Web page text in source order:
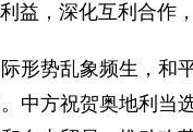
益，深化互利合作
形势乱象频生，和
中方祝贺奥地利当